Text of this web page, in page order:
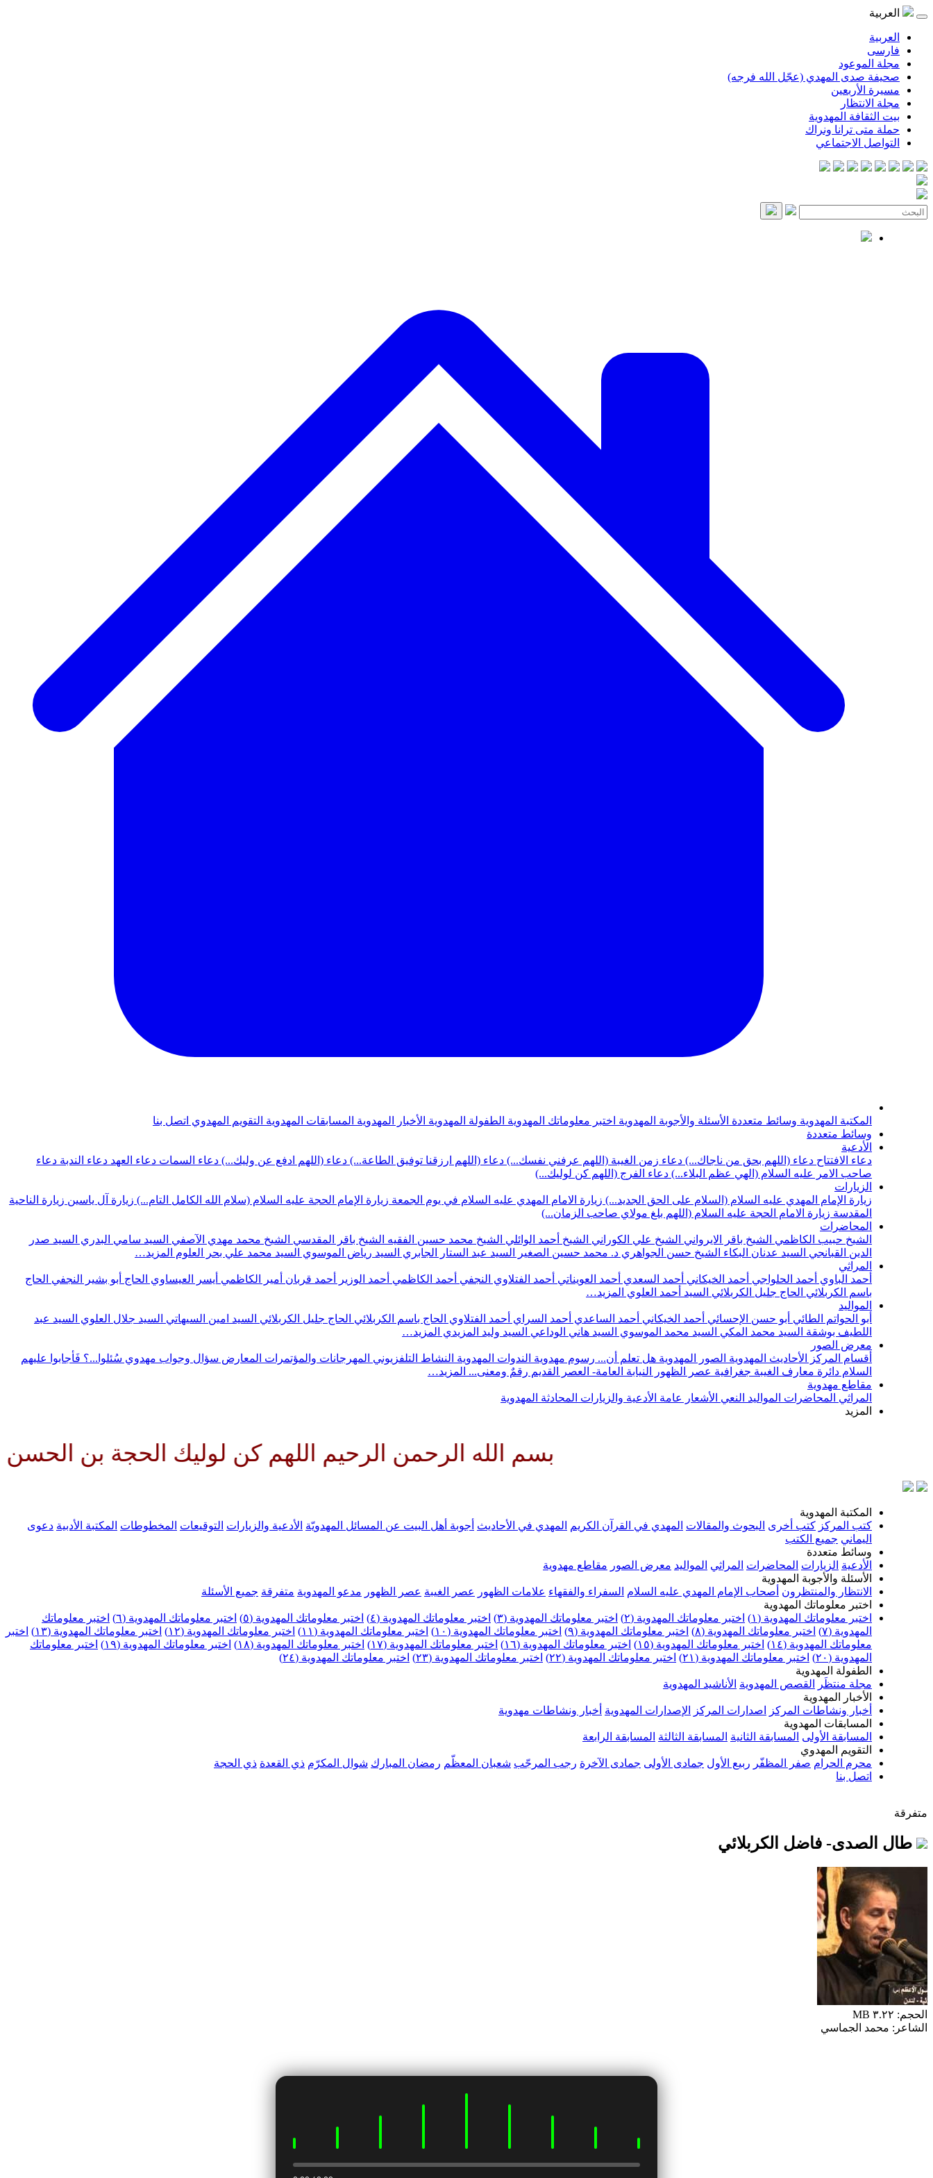
العربية
العربية
فارسی
مجلة الموعود
صحيفة صدى المهدي (عجّل الله فرجه)
مسيرة الأربعين
مجلة الانتظار
بيت الثقافة المهدوية
حملة متى ترانا ونراك
التواصل الاجتماعي
المكتبة المهدوية وسائط متعددة الأسئلة والأجوبة المهدوية اختبر معلوماتك المهدوية الطفولة المهدوية الأخبار المهدوية المسابقات المهدوية التقويم المهدوي اتصل بنا
وسائط متعددة
الأدعية
دعاء الافتتاح دعاء (اللهم بحق من ناجاك...) دعاء زمن الغيبة (اللهم عرفني نفسك...) دعاء (اللهم ارزقنا توفيق الطاعة...) دعاء (اللهم ادفع عن وليك...) دعاء السمات دعاء العهد دعاء الندبة دعاء
صاحب الامر عليه السلام (الهي عظم البلاء...) دعاء الفرج (اللهم كن لوليك...)
الزيارات
زيارة الإمام المهدي عليه السلام (السلام على الحق الجديد...) زيارة الامام المهدي عليه السلام في يوم الجمعة زيارة الإمام الحجة عليه السلام (سلام الله الكامل التام...) زيارة آل ياسين زيارة الناحية
المقدسة زيارة الامام الحجة عليه السلام (اللهم بلغ مولاي صاحب الزمان...)
المحاضرات
الشيخ حبيب الكاظمي الشيخ باقر الايرواني الشيخ علي الكوراني الشيخ أحمد الوائلي الشيخ محمد حسين الفقيه الشيخ باقر المقدسي الشيخ محمد مهدي الآصفي السيد سامي البدري السيد صدر
الدين القبانجي السيد عدنان البكاء الشيخ حسن الجواهري د. محمد حسين الصغير السيد عبد الستار الجابري السيد رياض الموسوي السيد محمد علي بحر العلوم المزيد…
المراثي
أحمد الباوي أحمد الحلواجي أحمد الخيكاني أحمد السعدي أحمد العويناتي أحمد الفتلاوي النجفي أحمد الكاظمي أحمد الوزير أحمد قربان أمير الكاظمي أيسر العيساوي الحاج أبو بشير النجفي الحاج
باسم الكربلائي الحاج جليل الكربلائي السيد أحمد العلوي المزيد…
المواليد
أبو الحواتم الطائي أبو حسن الإحسائي أحمد الخيكاني أحمد الساعدي أحمد السراي أحمد الفتلاوي الحاج باسم الكربلائي الحاج جليل الكربلائي السيد امين السيهاتي السيد جلال العلوي السيد عبد
اللطيف بوشقة السيد محمد المكي السيد محمد الموسوي السيد هاني الوداعي السيد وليد المزيدي المزيد…
معرض الصور
أقسام المركز
الأحاديث المهدوية الصور المهدوية هل تعلم أن... رسوم مهدوية الندوات المهدوية النشاط التلفزيوني المهرجانات والمؤتمرات المعارض سؤال وجواب مهدوي سُئلوا...؟ فَأجابوا عليهم
السلام دائرة معارف الغيبة جغرافية عصر الظهور النيابة العامة- العصر القديم رقمٌ ومعنى... المزيد…
مقاطع مهدوية
المراثي المحاضرات المواليد النعي الأشعار عامة الأدعية والزيارات المحادثة المهدوية
المزيد
بسم الله الرحمن الرحيم اللهم كن لوليك الحجة بن الحسن صلواتك
المكتبة المهدوية
كتب المركز كتب أخرى البحوث والمقالات المهدي في القرآن الكريم المهدي في الأحاديث أجوبة أهل البيت عن المسائل المهدويّة الأدعية والزيارات التوقيعات المخطوطات المكتبة الأدبية دعوى
اليماني جميع الكتب
وسائط متعددة
الأدعية الزيارات المحاضرات المراثي المواليد معرض الصور مقاطع مهدوية
الأسئلة والأجوبة المهدوية
الانتظار والمنتظرون أصحاب الإمام المهدي عليه السلام السفراء والفقهاء علامات الظهور عصر الغيبة عصر الظهور مدعو المهدوية متفرقة جميع الأسئلة
اختبر معلوماتك المهدوية
اختبر معلوماتك المهدوية (١)
اختبر معلوماتك المهدوية (٢) اختبر معلوماتك المهدوية (٣) اختبر معلوماتك المهدوية (٤) اختبر معلوماتك المهدوية (٥) اختبر معلوماتك المهدوية (٦)
اختبر معلوماتك
المهدوية (٧)
اختبر معلوماتك المهدوية (٨) اختبر معلوماتك المهدوية (٩) اختبر معلوماتك المهدوية (١٠) اختبر معلوماتك المهدوية (١١) اختبر معلوماتك المهدوية (١٢) اختبر معلوماتك المهدوية (١٣)
اختبر
معلوماتك المهدوية (١٤)
اختبر معلوماتك المهدوية (١٥) اختبر معلوماتك المهدوية (١٦) اختبر معلوماتك المهدوية (١٧) اختبر معلوماتك المهدوية (١٨) اختبر معلوماتك المهدوية (١٩)
اختبر معلوماتك
المهدوية (٢٠)
اختبر معلوماتك المهدوية (٢١) اختبر معلوماتك المهدوية (٢٢) اختبر معلوماتك المهدوية (٢٣)
اختبر معلوماتك المهدوية (٢٤)
الطفولة المهدوية
مجلة منتظَر
القصص المهدوية الأناشيد المهدوية
الأخبار المهدوية
أخبار ونشاطات المركز
اصدارات المركز الإصدارات المهدوية أخبار ونشاطات مهدوية
المسابقات المهدوية
المسابقة الأولى المسابقة الثانية المسابقة الثالثة المسابقة الرابعة
التقويم المهدوي
محرم الحرام صفر المظفّر ربيع الأول جمادى الأولى جمادى الآخرة رجب المرجّب شعبان المعظّم رمضان المبارك شوال المكرّم ذي القعدة ذي الحجة
اتصل بنا
متفرقة
طال الصدى- فاضل الكربلائي
الحجم: ٣.٢٢ MB
الشاعر: محمد الجماسي